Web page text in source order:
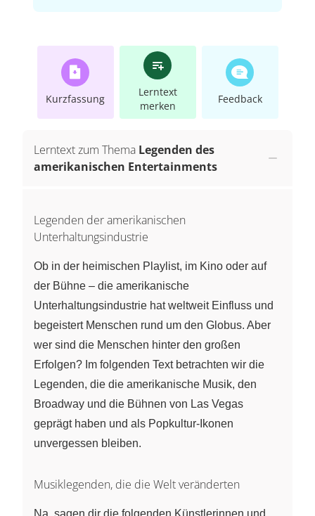
Kurzfassung
Lerntext
merken
Feedback
Lerntext zum Thema Legenden des
amerikanischen Entertainments
Legenden der amerikanischen
Unterhaltungsindustrie
Ob in der heimischen Playlist, im Kino oder auf
der Bühne – die amerikanische
Unterhaltungsindustrie hat weltweit Einfluss und
begeistert Menschen rund um den Globus. Aber
wer sind die Menschen hinter den großen
Erfolgen? Im folgenden Text betrachten wir die
Legenden, die die amerikanische Musik, den
Broadway und die Bühnen von Las Vegas
geprägt haben und als Popkultur-Ikonen
unvergessen bleiben.
Musiklegenden, die die Welt veränderten
Na, sagen dir die folgenden Künstlerinnen und